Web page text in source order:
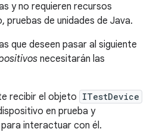
y no requieren recursos
pruebas de unidades de Java.
que deseen pasar al siguiente
necesitarán las
recibir el objeto ITestDevice
en prueba y
interactuar con él.